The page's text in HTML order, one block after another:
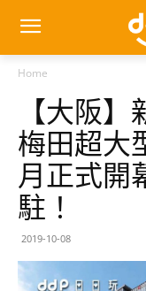
Home
【大阪
梅田超大
月正式開
駐！
2019-10-08